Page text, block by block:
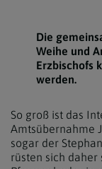
Die
Weihe und
Erzbischofs
werden.
So groß ist das
Amtsübernahme
sogar der
rüsten sich